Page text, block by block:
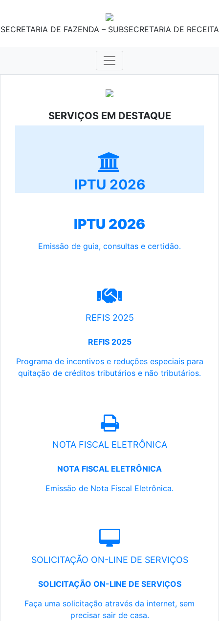
SECRETARIA DE FAZENDA – SUBSECRETARIA DE RECEITA
SERVIÇOS EM DESTAQUE
IPTU 2026
IPTU 2026
Emissão de guia, consultas e certidão.
REFIS 2025
REFIS 2025
Programa de incentivos e reduções especiais para
quitação de créditos tributários e não tributários.
NOTA FISCAL ELETRÔNICA
NOTA FISCAL ELETRÔNICA
Emissão de Nota Fiscal Eletrônica.
SOLICITAÇÃO ON-LINE DE SERVIÇOS
SOLICITAÇÃO ON-LINE DE SERVIÇOS
Faça uma solicitação através da internet, sem
precisar sair de casa.